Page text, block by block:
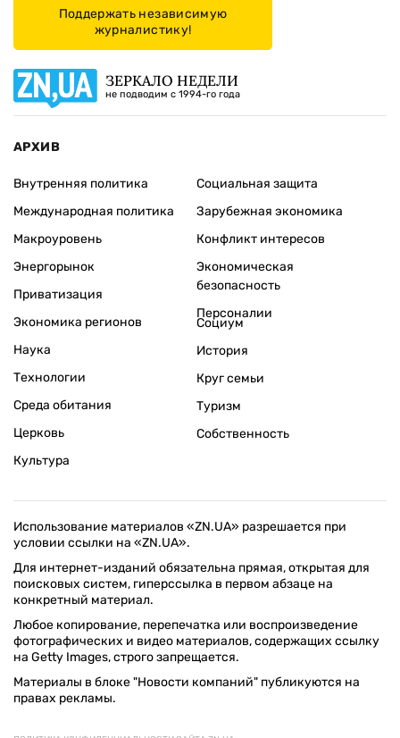
Поддержать независимую
журналистику!
ЗЕРКАЛО НЕДЕЛИ
не подводим с 1994-го года
АРХИВ
Внутренняя политика
Международная политика
Макроуровень
Энергорынок
Приватизация
Экономика регионов
Социальная защита
Зарубежная экономика
Конфликт интересов
Экономическая
безопасность
Персоналии
Наука
Технологии
Среда обитания
Церковь
Культура
Социум
История
Круг семьи
Туризм
Собственность
Использование материалов «ZN.UA» разрешается при
условии ссылки на «ZN.UA».
Для интернет-изданий обязательна прямая, открытая для
поисковых систем, гиперссылка в первом абзаце на
конкретный материал.
Любое копирование, перепечатка или воспроизведение
фотографических и видео материалов, содержащих ссылку
на Getty Images, строго запрещается.
Материалы в блоке "Новости компаний" публикуются на
правах рекламы.